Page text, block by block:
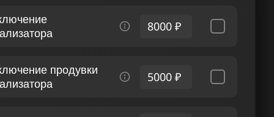
8000 ₽
продувки
5000 ₽